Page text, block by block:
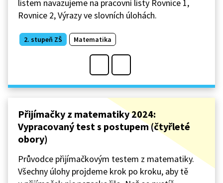
listem navazujeme na pracovní listy Rovnice 1,
Rovnice 2, Výrazy ve slovních úlohách.
2. stupeň ZŠ Matematika
Přijímačky z matematiky 2024:
Vypracovaný test s postupem (čtyřleté
obory)
Průvodce přijímačkovým testem z matematiky.
Všechny úlohy projdeme krok po kroku, aby tě